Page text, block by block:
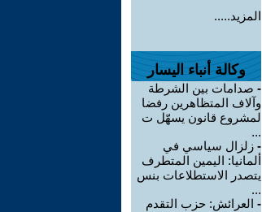
المزيد.....
وكالة أنباء اليسار
- صدامات بين الشرطة
وآلاف المتظاهرين رفضا
لمشروع قانون يسهّل ت
...
- زلزال سياسي في
ألمانيا: اليمين المتطرف
يتصدر الاستطلاعات بنس
...
- العرائش: حزب التقدم